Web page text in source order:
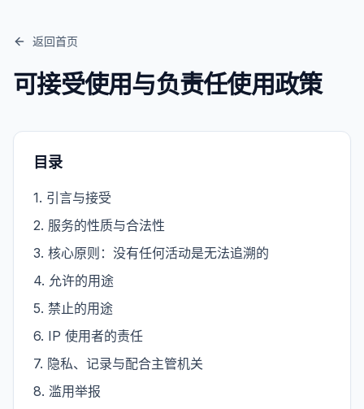
返回首页
可接受使用与负责任使用政策
目录
1. 引言与接受
2. 服务的性质与合法性
3. 核心原则：没有任何活动是无法追溯的
4. 允许的用途
5. 禁止的用途
6. IP 使用者的责任
7. 隐私、记录与配合主管机关
8. 滥用举报